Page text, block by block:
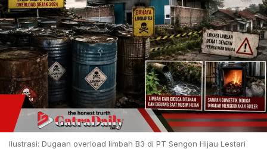
Ilustrasi: Dugaan overload limbah B3 di PT Sengon Hijau Lestari